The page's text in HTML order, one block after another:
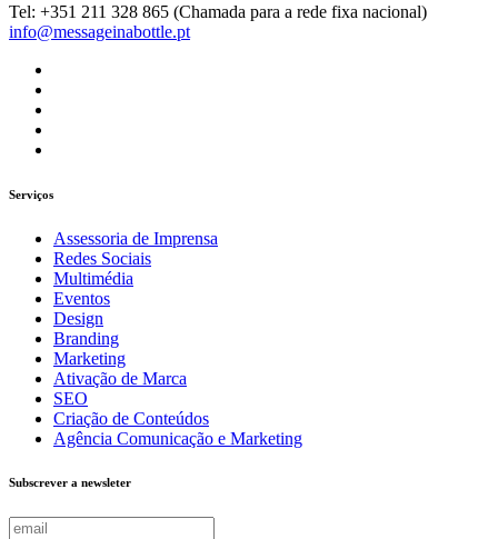
Tel: +351 211 328 865 (Chamada para a rede fixa nacional)
info@messageinabottle.pt
Serviços
Assessoria de Imprensa
Redes Sociais
Multimédia
Eventos
Design
Branding
Marketing
Ativação de Marca
SEO
Criação de Conteúdos
Agência Comunicação e Marketing
Subscrever a newsleter